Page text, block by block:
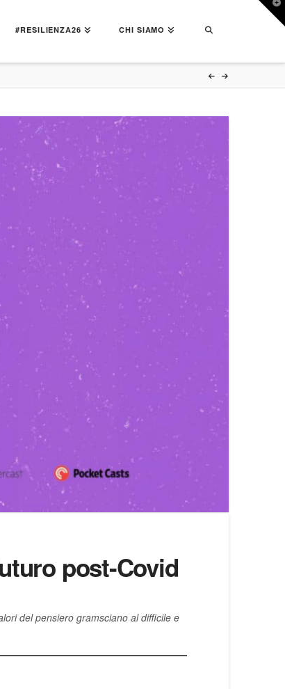
#RESILIENZA26 CHI SIAMO
post-Covid
del pensiero gramsciano al difficile e